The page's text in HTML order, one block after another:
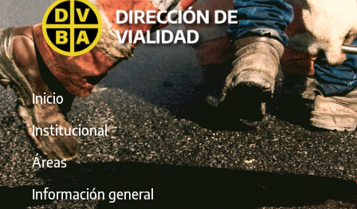
Inicio
Institucional
Áreas
Información general